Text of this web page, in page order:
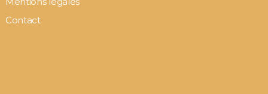
Contact